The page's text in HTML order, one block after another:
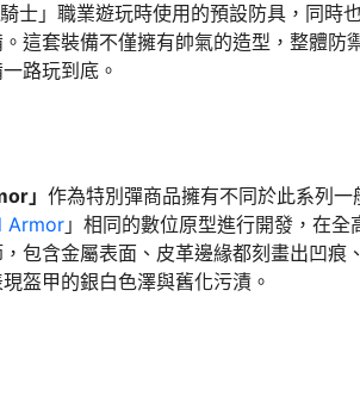
士」職業遊玩時使用的預設防具，同時
這套裝備不僅擁有帥氣的造型，整體防
路玩到底。
」 作為特別彈商品擁有不同於此系列
Armor」相同的數位原型進行開發，在
包含金屬表面、皮革邊緣都刻畫出凹痕
盔甲的銀白色澤與舊化污漬。